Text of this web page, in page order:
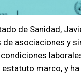
de Sanidad,
de asociaciones y
marco, y